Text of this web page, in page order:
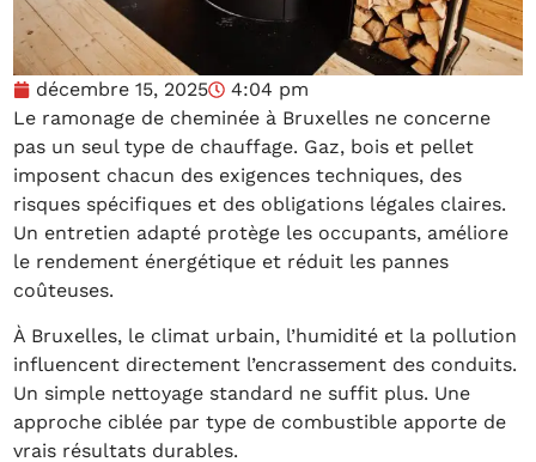
décembre 15, 2025
4:04 pm
Le ramonage de cheminée à Bruxelles ne concerne
pas un seul type de chauffage. Gaz, bois et pellet
imposent chacun des exigences techniques, des
risques spécifiques et des obligations légales claires.
Un entretien adapté protège les occupants, améliore
le rendement énergétique et réduit les pannes
coûteuses.
À Bruxelles, le climat urbain, l’humidité et la pollution
influencent directement l’encrassement des conduits.
Un simple nettoyage standard ne suffit plus. Une
approche ciblée par type de combustible apporte de
vrais résultats durables.